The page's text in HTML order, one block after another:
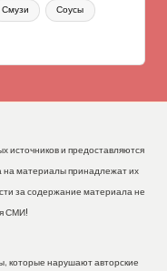
Смузи Соусы
источников и предоставляются
на материалы принадлежат их
за содержание материала не
СМИ!
которые нарушают авторские